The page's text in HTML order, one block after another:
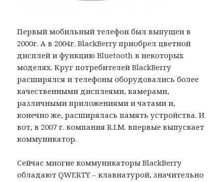
Первый мобильный телефон был выпущен в
2000г. А в 2004г. BlackBerry приобрел цветной
дисплей и функцию Bluetooth в некоторых
моделях. Круг потребителей BlackBerry
расширялся и телефоны оборудовались более
качественными дисплеями, камерами,
различными приложениями и чатами и,
конечно же, расширялась память устройства. И
вот, в 2007 г. компания R.I.M. впервые выпускает
коммуникатор.
Сейчас многие коммуникаторы BlackBerry
обладают QWERTY – клавиатурой, значительно